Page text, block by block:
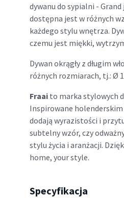
dywanu do sypialni -
dostępna jest w różnych
każdego stylu wnętrza.
czemu jest miękki,
Dywan okrągły z długim
różnych rozmiarach, tj.: Ø
Fraai to marka stylowych
Inspirowane
dodają wyrazistości i
subtelny wzór, czy
stylu życia i aranżacji.
home, your style.
Specyfikacja